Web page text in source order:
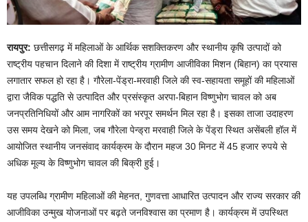
रायपुर: छत्तीसगढ़ में महिलाओं के आर्थिक सशक्तिकरण और स्थानीय कृषि उत्पादों को
राष्ट्रीय पहचान दिलाने की दिशा में राष्ट्रीय ग्रामीण आजीविका मिशन (बिहान) का प्रयास
लगातार सफल हो रहा है। गौरेला-पेंड्रा-मरवाही जिले की स्व-सहायता समूहों की महिलाओं
द्वारा जैविक पद्धति से उत्पादित और प्रसंस्कृत अरपा-बिहान विष्णुभोग चावल को अब
जनप्रतिनिधियों और आम नागरिकों का भरपूर समर्थन मिल रहा है। इसका ताजा उदाहरण
उस समय देखने को मिला, जब गौरेला पेन्ड्रा मरवाही जिले के पेंड्रा स्थित असेंबली हॉल में
आयोजित स्थानीय जनसंवाद कार्यक्रम के दौरान महज 30 मिनट में 45 हजार रुपये से
अधिक मूल्य के विष्णुभोग चावल की बिक्री हुई।
यह उपलब्धि ग्रामीण महिलाओं की मेहनत, गुणवत्ता आधारित उत्पादन और राज्य सरकार की
आजीविका उन्मुख योजनाओं पर बढ़ते जनविश्वास का प्रमाण है। कार्यक्रम में उपस्थित